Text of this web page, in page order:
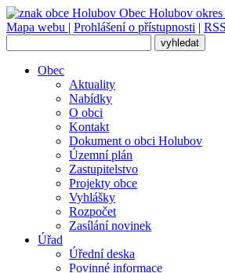
Obec Holubov
Mapa webu | Prohlášení o přístupnosti | RSS
Obec
Aktuality
Nabídky
O obci
Kontakt
Dokument o obci Holubov
Územní plán
Zastupitelstvo
Projekty obce
Vyhlášky
Rozpočet
Zasílání novinek
Úřad
Úřední deska
Povinné informace